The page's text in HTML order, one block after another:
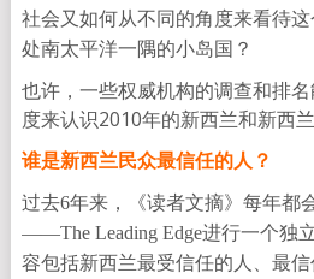
社会又如何从不同的角度来看待
处南太平洋一隅的小岛国？
也许，一些权威机构的调查和排
度来认识2010年的新西兰和新西兰
谁是新西兰民众最信任的人？
过去6年来，《读者文摘》每年都
——The Leading Edge进行一个独
容包括新西兰最受信任的人、最